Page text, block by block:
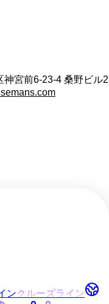
神宮前6-23-4 桑野ビル2
ンクルーズライン